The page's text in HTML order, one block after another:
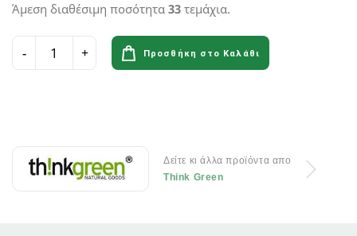
Άμεση διαθέσιμη ποσότητα 33 τεμάχια.
Προσθήκη στο Καλάθι
Δείτε κι άλλα προϊόντα απο
Think Green